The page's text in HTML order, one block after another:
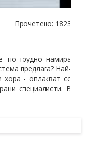
Прочетено: 1823
по-трудно намира
предлага? Най-
хора - оплакват се
специалисти. В